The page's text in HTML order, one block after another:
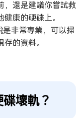
，還是建議你嘗試救
康的硬碟上。
是非常專業，可以掃
的資料。
壞軌？